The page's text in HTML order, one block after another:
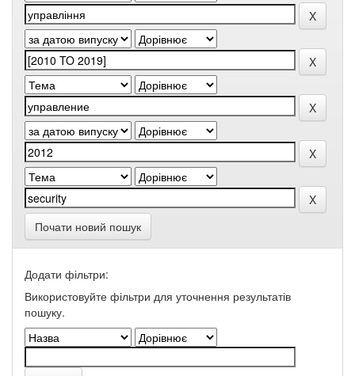
Почати новий пошук
Додати фільтри:
Використовуйте фільтри для уточнення результатів
пошуку.